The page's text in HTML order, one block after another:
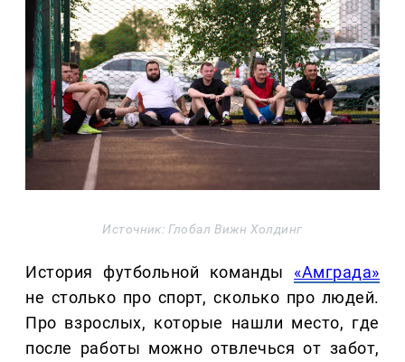
Источник: Глобал Вижн Холдинг
История футбольной команды «Амграда»
не столько про спорт, сколько про людей.
Про взрослых, которые нашли место, где
после работы можно отвлечься от забот,